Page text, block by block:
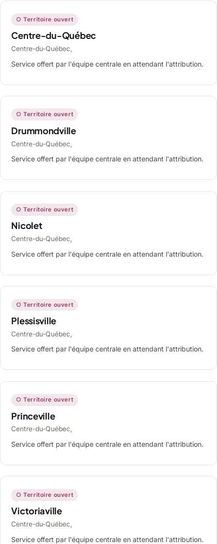
○ Territoire ouvert
Centre-du-Québec
Centre-du-Québec,
Service offert par l'équipe centrale en attendant l'attribution.
○ Territoire ouvert
Drummondville
Centre-du-Québec,
Service offert par l'équipe centrale en attendant l'attribution.
○ Territoire ouvert
Nicolet
Centre-du-Québec,
Service offert par l'équipe centrale en attendant l'attribution.
○ Territoire ouvert
Plessisville
Centre-du-Québec,
Service offert par l'équipe centrale en attendant l'attribution.
○ Territoire ouvert
Princeville
Centre-du-Québec,
Service offert par l'équipe centrale en attendant l'attribution.
○ Territoire ouvert
Victoriaville
Centre-du-Québec,
Service offert par l'équipe centrale en attendant l'attribution.